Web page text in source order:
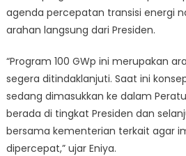
agenda percepatan transisi energi
arahan langsung dari Presiden.
“Program 100 GWp ini merupakan
segera ditindaklanjuti. Saat ini
sedang dimasukkan ke dalam
berada di tingkat Presiden dan
bersama kementerian terkait agar
dipercepat,” ujar Eniya.